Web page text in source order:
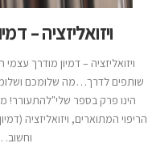
ויזואליזציה –
ויזואליזציה – דמיון מודרך
שותפים לדרך…מה שלומכם
הינו פרק בספר שלי"להתעורר!
הריפוי המתוארים, ויזואליזציה